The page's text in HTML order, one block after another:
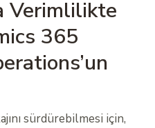
Verimlilikte
365
sürdürebilmesi için,